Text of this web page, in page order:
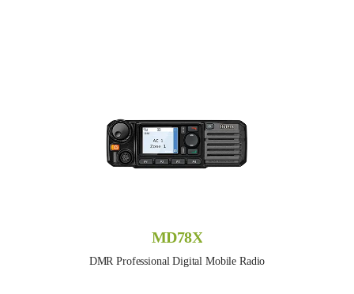
MD78X
DMR Professional Digital Mobile Radio